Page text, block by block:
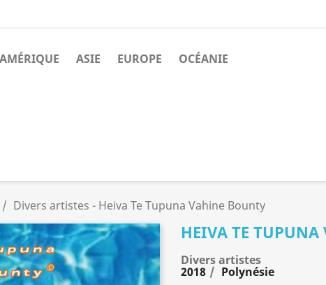
AMÉRIQUE ASIE EUROPE OCÉANIE
Divers artistes - Heiva Te Tupuna Vahine Bounty
HEIVA TE
Divers artistes
2018 Polynésie